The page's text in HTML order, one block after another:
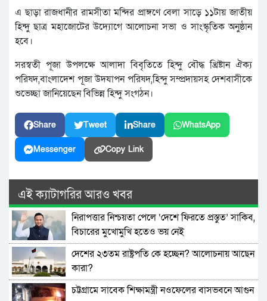
এ ছাড়া রাজধানীর রামসীতা মন্দির প্রাঙ্গণে বেলা সাড়ে ১১টায় জাতীয়
হিন্দু ছাত্র মহাজোটের উদ্যোগে আলোচনা সভা ও সাংস্কৃতিক অনুষ্ঠান
হবে।
সরস্বতী পূজা উপলক্ষে আলাদা বিবৃতিতে হিন্দু বৌদ্ধ খ্রিষ্টান ঐক্য
পরিষদ,বাংলাদেশ পূজা উদযাপন পরিষদ,হিন্দু সম্প্রদায়সহ দেশবাসীকে
শুভেচ্ছা জানিয়েছেন বিভিন্ন হিন্দু সংগঠন।
Share Tweet Share WhatsApp
Messenger Copy Link
এই ক্যাটাগরির আরও খবর
নিরাপত্তার নিশ্চয়তা পেলে ‘দেশে ফিরতে প্রস্তুত’ সাকিব,
বিচারের মুখোমুখি হতেও ভয় নেই
দেশের ২৩তম রাষ্ট্রপতি কে হচ্ছেন? আলোচনায় আছেন
কারা?
চট্টগ্রামে সাবেক শিক্ষামন্ত্রী নওফেলের বাসভবনে আগুন